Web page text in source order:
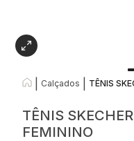
Calçados
TÊNIS
FEMININO